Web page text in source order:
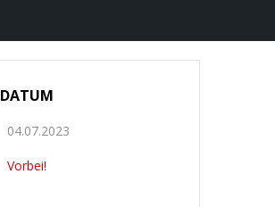
DATUM
04.07.2023
Vorbei!